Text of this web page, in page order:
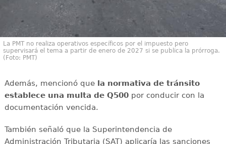
La PMT no realiza operativos específicos por el impuesto pero
supervisará el tema a partir de enero de 2027 si se publica la prórroga.
(Foto: PMT)
Además, mencionó que la normativa de tránsito
establece una multa de Q500por conducir con la
documentación vencida.
También señaló que la Superintendencia de
Administración Tributaria (SAT) aplicaría las sanciones